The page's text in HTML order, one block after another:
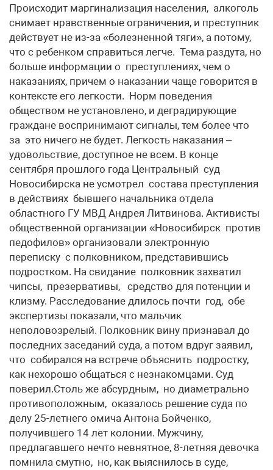
Происходит маргинализация населения, алкоголь
снимает нравственные ограничения, и преступник
действует не из-за «болезненной тяги», а потому,
что с ребенком справиться легче. Тема раздута, но
больше информации о преступлениях, чем о
наказаниях, причем о наказании чаще говорится в
контексте его легкости. Норм поведения
обществом не установлено, и деградирующие
граждане воспринимают сигналы, тем более что
за это ничего не будет. Легкость наказания –
удовольствие, доступное не всем. В конце
сентября прошлого года Центральный суд
Новосибирска не усмотрел состава преступления
в действиях бывшего начальника отдела
областного ГУ МВД Андрея Литвинова. Активисты
общественной организации «Новосибирск против
педофилов» организовали электронную
переписку с полковником, представившись
подростком. На свидание полковник захватил
чипсы, презервативы, средство для потенции и
клизму. Расследование длилось почти год, обе
экспертизы показали, что мальчик
неполовозрелый. Полковник вину признавал до
последних заседаний суда, а потом вдруг заявил,
что собирался на встрече объяснить подростку,
как нехорошо общаться с незнакомцами. Суд
поверил.Столь же абсурдным, но диаметрально
противоположным, оказалось решение суда по
делу 25-летнего омича Антона Бойченко,
получившего 14 лет колонии. Мужчину,
предлагавшего нечто невнятное, 8-летняя девочка
помнила смутно, но, как выяснилось в суде,